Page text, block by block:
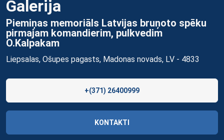
Galerija
Piemiņas memoriāls Latvijas bruņoto spēku
pirmajam komandierim, pulkvedim
O.Kalpakam
Liepsalas, Ošupes pagasts, Madonas novads, LV - 4833
+(371) 26400999
KONTAKTI